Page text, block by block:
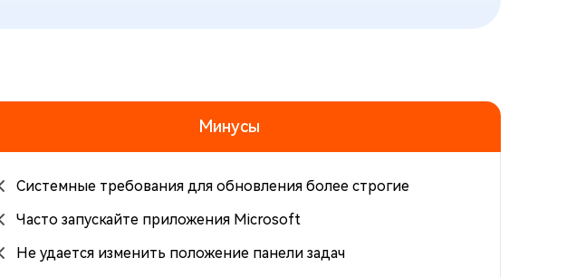
Минусы
Системные требования для обновления более строгие
Часто запускайте приложения Microsoft
Не удается изменить положение панели задач